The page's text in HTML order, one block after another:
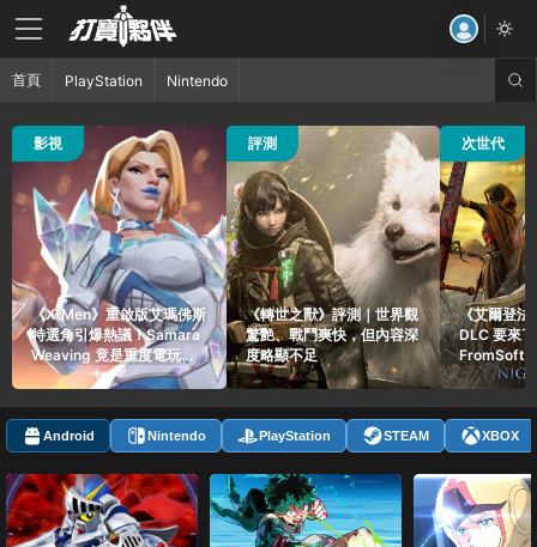
影視
《X-Men》重啟版艾瑪佛斯
特選角引爆熱議！Samara
Weaving 竟是重度電玩玩
家
36 觀看 評測
《轉世之獸》評測｜世界觀
驚艷、戰鬥爽快，但內容深
度略顯不足
111 觀看 次世代
《艾爾登法
DLC 要來
貼文引爆玩
53 觀看
Android Nintendo PlayStation STEAM XBOX
首頁 PlayStation Nintendo